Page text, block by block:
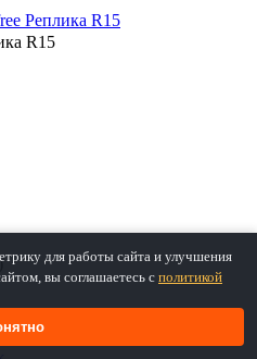
R15
для работы сайта и улучшения
вы соглашаетесь с политикой